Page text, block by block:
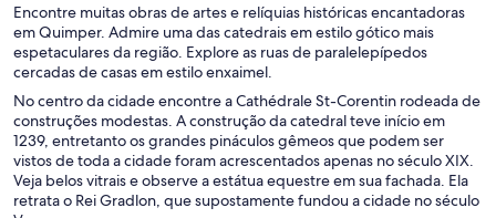
Encontre muitas obras de artes e relíquias históricas encantadoras
em Quimper. Admire uma das catedrais em estilo gótico mais
espetaculares da região. Explore as ruas de paralelepípedos
cercadas de casas em estilo enxaimel.
No centro da cidade encontre a Cathédrale St-Corentin rodeada de
construções modestas. A construção da catedral teve início em
1239, entretanto os grandes pináculos gêmeos que podem ser
vistos de toda a cidade foram acrescentados apenas no século XIX.
Veja belos vitrais e observe a estátua equestre em sua fachada. Ela
retrata o Rei Gradlon, que supostamente fundou a cidade no século